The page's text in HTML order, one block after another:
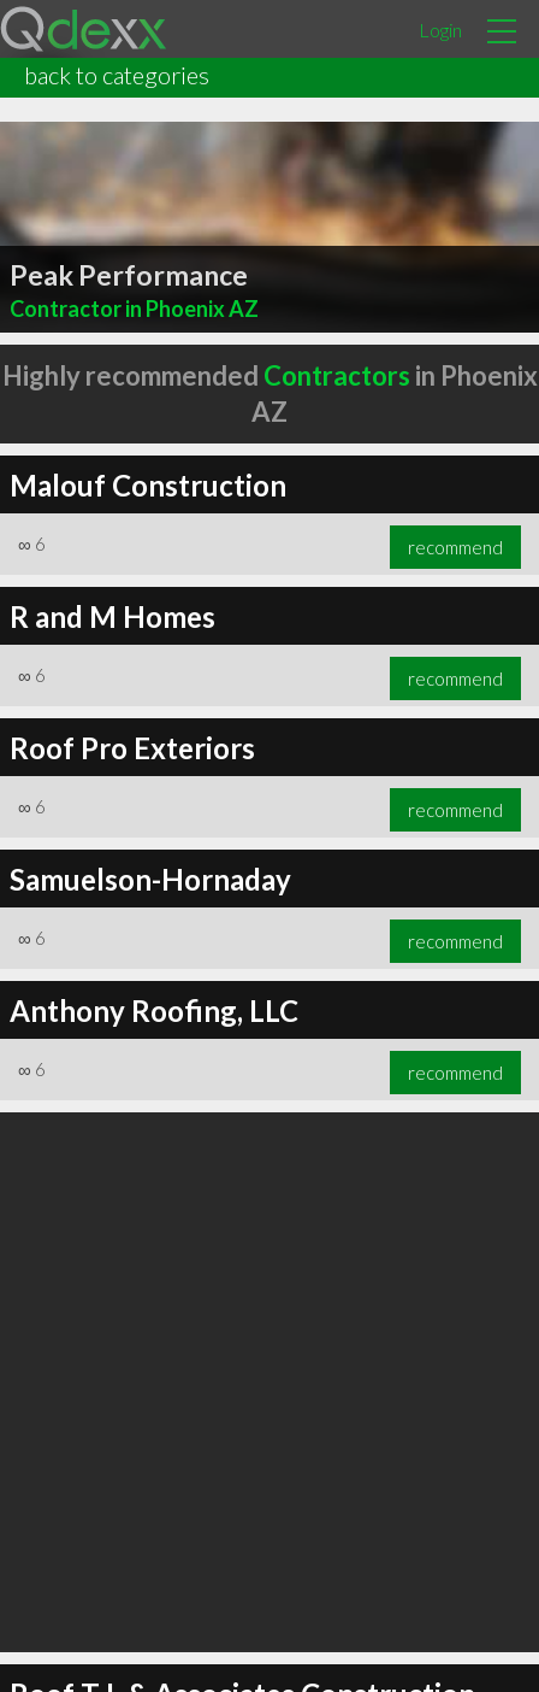
Login
back to categories
Peak Performance
Contractor in Phoenix AZ
Highly recommended Contractors in Phoenix
AZ
Malouf Construction
∞ 6 recommend
R and M Homes
∞ 6 recommend
Roof Pro Exteriors
∞ 6 recommend
Samuelson-Hornaday
∞ 6 recommend
Anthony Roofing, LLC
∞ 6 recommend